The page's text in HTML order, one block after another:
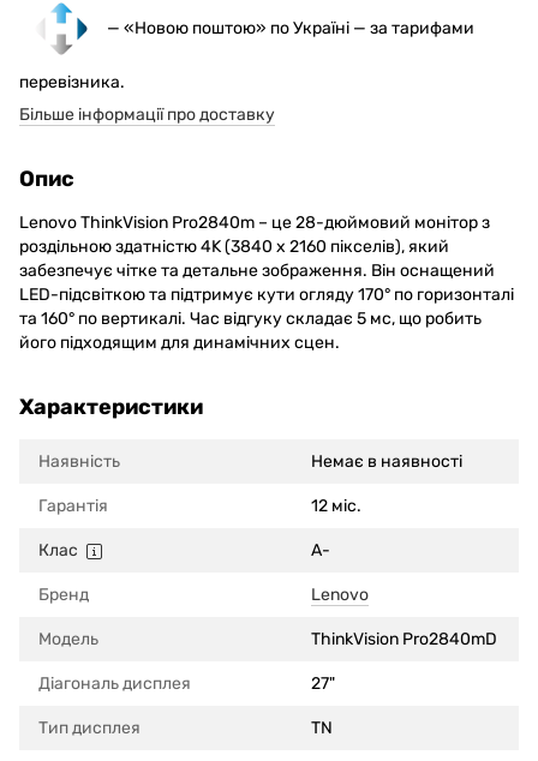
— «Новою поштою» по Україні — за тарифами
перевізника.
Більше інформації про доставку
Опис
Lenovo ThinkVision Pro2840m – це 28-дюймовий монітор з
роздільною здатністю 4K (3840 x 2160 пікселів), який
забезпечує чітке та детальне зображення. Він оснащений
LED-підсвіткою та підтримує кути огляду 170° по горизонталі
та 160° по вертикалі. Час відгуку складає 5 мс, що робить
його підходящим для динамічних сцен.
Характеристики
Наявність Немає в наявності
Гарантія 12 міс.
Клас A-
Бренд Lenovo
Модель ThinkVision Pro2840mD
Діагональ дисплея 27"
Тип дисплея TN